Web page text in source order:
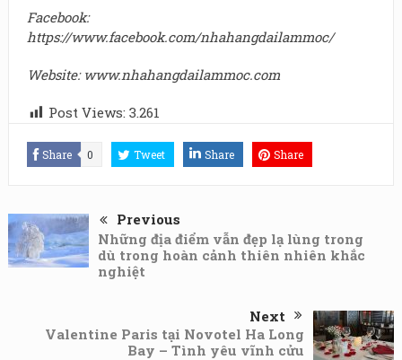
Facebook:
https://www.facebook.com/nhahangdailammoc/
Website: www.nhahangdailammoc.com
Post Views: 3.261
Share 0 Tweet Share Share
Previous
Những địa điểm vẫn đẹp lạ lùng trong
dù trong hoàn cảnh thiên nhiên khắc
nghiệt
Next
Valentine Paris tại Novotel Ha Long
Bay – Tình yêu vĩnh cửu